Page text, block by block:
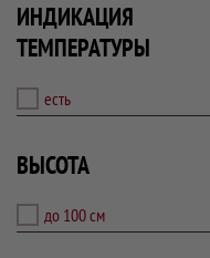
ИНДИКАЦИЯ
ТЕМПЕРАТУРЫ
есть
ВЫСОТА
до 100 см